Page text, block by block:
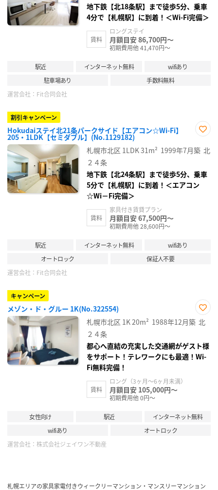
地下鉄【北18条駅】まで徒歩5分、乗車
4分で【札幌駅】に到着！＜Wi-Fi完備＞
賃料
ロングステイ
月額目安 86,700円～
初期費用他 41,470円～
駅近 インターネット無料
wifiあり
駐車場あり
手数料無料
運営会社： Fit合同会社
割引キャンペーン
Hokudaiステイ北21条パークサイド【エアコン☆Wi-Fi】
205・1LDK【セミダブル】(No.1129182)
に入
り登
札幌市北区 1LDK31m² 1999年7月築 北
２４条
地下鉄【北24条駅】まで徒歩5分、乗車
5分で【札幌駅】に到着！＜エアコン
☆Wi－Fi完備＞
賃料
家具付き賃貸プラン
月額目安 67,500円～
初期費用他 28,600円～
駅近 インターネット無料
wifiあり
オートロック
保証人不要
運営会社： Fit合同会社
キャンペーン
メゾン・ド・グルー 1K(No.322554)
お気
に入
札幌市北区 1K20m² 1988年12月築 北
２４条
都心へ直結の充実した交通網がゲスト様
をサポート！テレワークにも最適！Wi-
Fi無料完備！
賃料
ロング（3ヶ月～6ヶ月未満）
月額目安 105,000円～
初期費用他 0円～
女性向け 駅近
インターネット無料
wifiあり
オートロック
運営会社： 株式会社ジェイワン不動産
札幌エリアの家具家電付きウィークリーマンション・マンスリーマンション